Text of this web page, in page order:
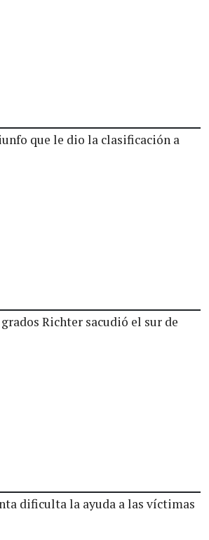
que le dio la clasificación a
Richter sacudió el sur de
dificulta la ayuda a las víctimas